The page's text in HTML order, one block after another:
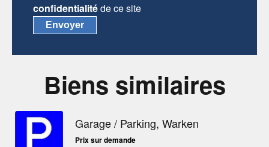
confidentialitéde ce site
Envoyer
Biens similaires
Garage / Parking, Warken
Prix sur demande